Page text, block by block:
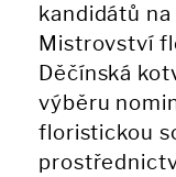
kandidátů
Mistrovství
Děčínská
výběru
floristickou